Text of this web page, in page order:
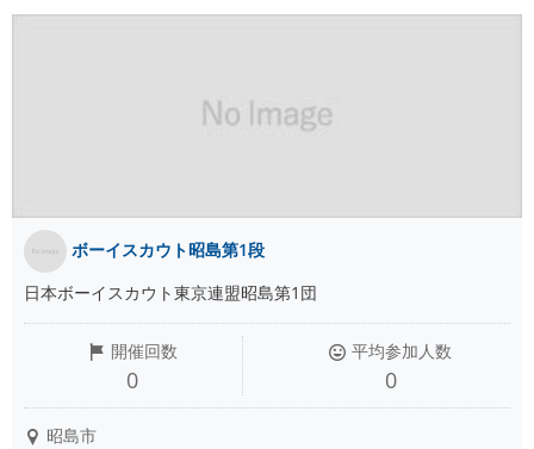
ボーイスカウト昭島第1段
日本ボーイスカウト東京連盟昭島第1団
開催回数
0
平均参加人数
0
昭島市